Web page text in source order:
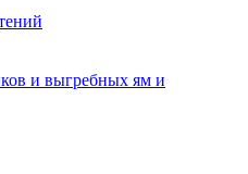
и выгребных ям и